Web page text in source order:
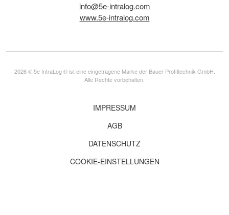
info@5e-intralog.com
www.5e-intralog.com
2026 © 5e IntraLog ® ist eine eingetragene Marke der Bauer Profiltechnik GmbH.
Alle Rechte vorbehalten.
IMPRESSUM
AGB
DATENSCHUTZ
COOKIE-EINSTELLUNGEN